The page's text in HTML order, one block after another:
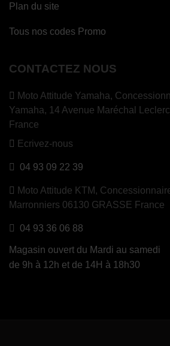
Plan du site
Tous nos codes Promo
CONTACTEZ NOUS
Moto Attitude Yamaha,
Yamaha, 14 Avenue Maréchal
France
Ecrivez-nous
04 93 09 22 39
Moto Attitude KTM,
Marronniers 06130 GRASSE France
04 93 36 06 88
Magasin ouvert du Mardi au samedi
de 9h à 12h et de 14H à 18h30